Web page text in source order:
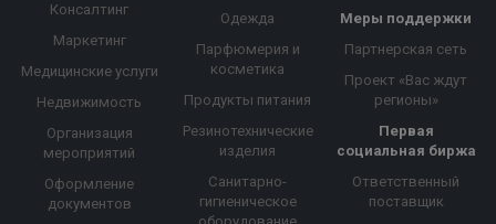
Консалтинг
Маркетинг
Медицинские услуги
Недвижимость
Организация
мероприятий
Оформление
документов
Одежда
Парфюмерия и
косметика
Продукты питания
Резинотехнические
изделия
Санитарно-
гигиеническое
Меры поддержки
Партнерская сеть
Проект «Вас ждут
регионы»
Первая
социальная биржа
Ответственный
поставщик